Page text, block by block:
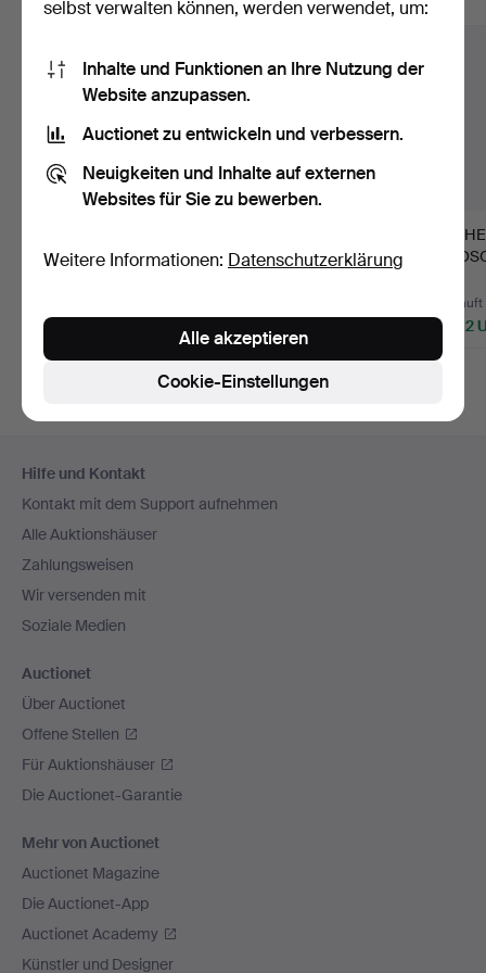
zweite Hälfte des 19.
633 USD
neoklassizistischen Stil,
Verkauft
2.532
Navigation
Hilfe und Kontakt
Kontakt mit dem Support aufnehmen
Alle Auktionshäuser
Zahlungsweisen
Wir versenden mit
Soziale Medien
Auctionet
Über Auctionet
Offene Stellen
Für Auktionshäuser
Die Auctionet-Garantie
Mehr von Auctionet
Auctionet Magazine
Die Auctionet-App
Auctionet Academy
Künstler und Designer
selbst verwalten können, werden verwendet, um:
Inhalte und Funktionen an Ihre Nutzung der
Website anzupassen.
Auctionet zu entwickeln und verbessern.
Neuigkeiten und Inhalte auf externen
Websites für Sie zu bewerben.
Weitere Informationen: Datenschutzerklärung
Cookie-Einstellungen
Alle akzeptieren